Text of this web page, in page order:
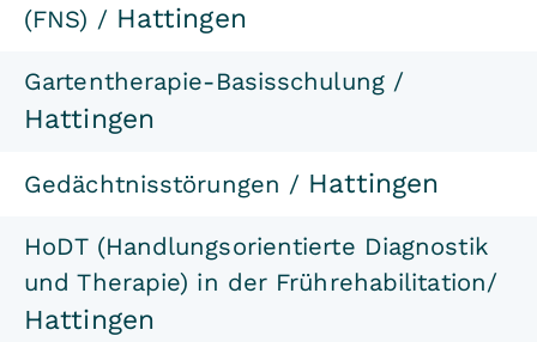
(FNS) / Hattingen
Gartentherapie-Basisschulung /
Hattingen
Gedächtnisstörungen / Hattingen
HoDT (Handlungsorientierte Diagnostik
und Therapie) in der Frührehabilitation/
Hattingen